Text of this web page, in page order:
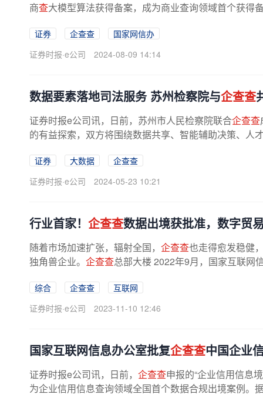
商查大模型算法获得备案，成为商业查询领域首个获得
证券 企查查
国家网信办
证券时报·e公司
2024-08-09 14:14
数据要素落地司法服务 苏州检察院与企查查
证券时报e公司讯，日前，苏州市人民检察院联合企查查
的有益探索，双方将围绕数据共享、智能辅助决策、人
证券 大数据
企查查
证券时报·e公司
2024-05-23 10:21
行业首家！ 企查查数据出境获批准，数字贸
随着市场加速扩张，辐射全国， 企查查也走得愈发稳健
独角兽企业。 企查查总部大楼 2022年9月，国家互联网
综合 企查查
互联网
证券时报·e公司
2023-11-10 12:46
国家互联网信息办公室批复企查查中国企业
证券时报e公司讯，日前， 企查查申报的“企业信用信息
为企业信用信息查询领域全国首个数据合规出境案例。